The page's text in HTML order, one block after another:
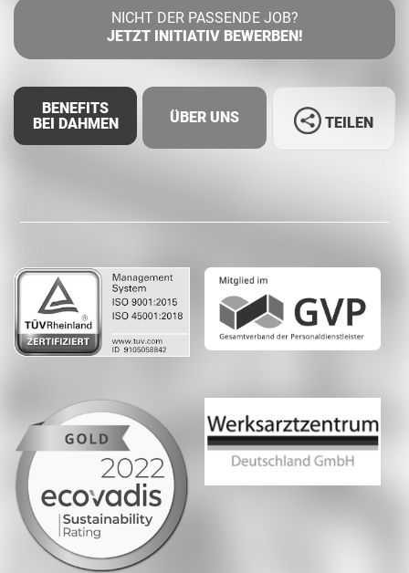
NICHT DER PASSENDE JOB?
JETZT INITIATIV BEWERBEN!
BENEFITS
BEI DAHMEN
ÜBER UNS
Whatsapp
TEILEN